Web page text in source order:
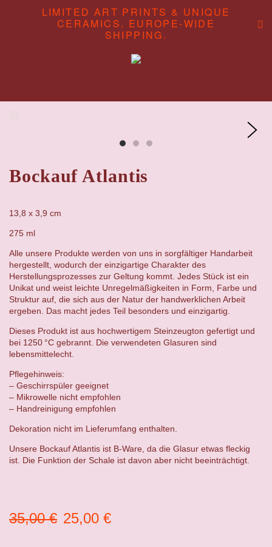
LIMITED ART PRINTS & UNIQUE
CERAMICS. EUROPE-WIDE
SHIPPING.
CONTENT STUDIO
Bockauf Atlantis
35,00€ Ursprünglicher
25,00 €
13,8 x 3,9 cm
275 ml
Alle unsere Produkte werden von uns in sorgfältiger Handarbeit
hergestellt, wodurch der einzigartige Charakter des
Herstellungsprozesses zur Geltung kommt. Jedes Stück ist ein
Unikat und weist leichte Unregelmäßigkeiten in Form, Farbe und
Struktur auf, die sich aus der Natur der handwerklichen Arbeit
ergeben. Das macht jedes Teil besonders und einzigartig.
Dieses Produkt ist aus hochwertigem Steinzeugton gefertigt und
bei 1250 °C gebrannt. Die verwendeten Glasuren sind
lebensmittelecht.
Pflegehinweis:
– Geschirrspüler geeignet
– Mikrowelle nicht empfohlen
– Handreinigung empfohlen
Dekoration nicht im Lieferumfang enthalten.
Unsere Bockauf Atlantis ist B-Ware, da die Glasur etwas fleckig
ist. Die Funktion der Schale ist davon aber nicht beeinträchtigt.